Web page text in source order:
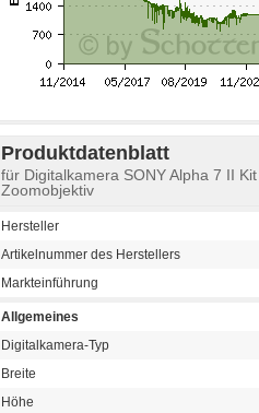
Produktdatenblatt
für Digitalkamera SONY Alpha 7 II
Zoomobjektiv
Hersteller
Artikelnummer des Herstellers
Markteinführung
Allgemeines
Digitalkamera-Typ
Breite
Höhe